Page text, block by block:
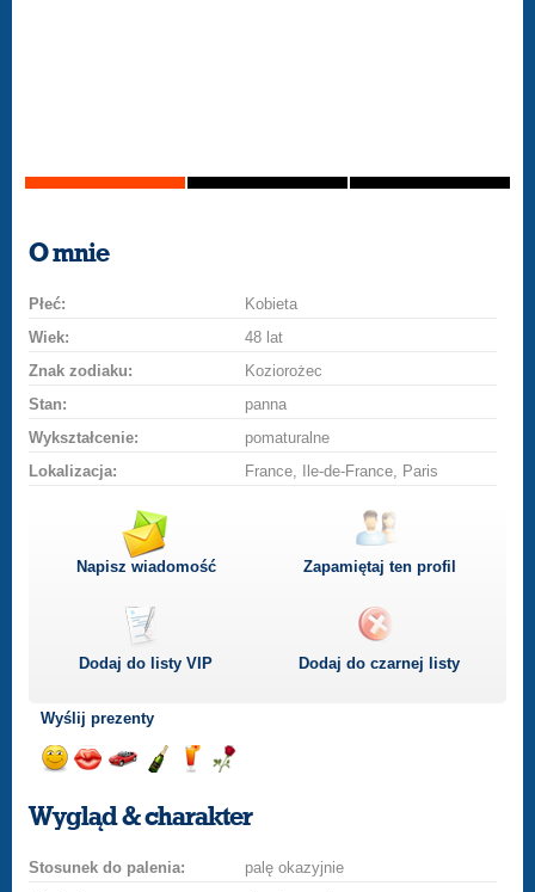
O mnie
Płeć:
Kobieta
Wiek:
48 lat
Znak zodiaku:
Koziorożec
Stan:
panna
Wykształcenie:
pomaturalne
Lokalizacja:
France, Ile-de-France, Paris
Napisz wiadomość Zapamiętaj ten profil
Dodaj do listyVIP Dodaj do czarnej listy
Wyślij prezenty
uśmiech
buziakasamochodem
szampana
drinka
różę
Wygląd & charakter
Stosunek do palenia:
palę okazyjnie